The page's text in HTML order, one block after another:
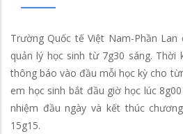
Trường Quốc tế Việt Nam-Phần
quản lý học sinh từ 7g30 sáng.
thông báo vào đầu mỗi học kỳ cho
em học sinh bắt đầu giờ học lúc
nhiệm đầu ngày và kết thúc
15g15.